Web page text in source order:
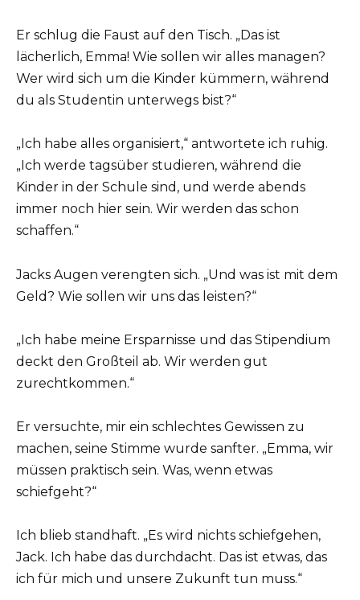
Er schlug die Faust auf den Tisch. „Das ist
lächerlich, Emma! Wie sollen wir alles managen?
Wer wird sich um die Kinder kümmern, während
du als Studentin unterwegs bist?“
„Ich habe alles organisiert,“ antwortete ich ruhig.
„Ich werde tagsüber studieren, während die
Kinder in der Schule sind, und werde abends
immer noch hier sein. Wir werden das schon
schaffen.“
Jacks Augen verengten sich. „Und was ist mit dem
Geld? Wie sollen wir uns das leisten?“
„Ich habe meine Ersparnisse und das Stipendium
deckt den Großteil ab. Wir werden gut
zurechtkommen.“
Er versuchte, mir ein schlechtes Gewissen zu
machen, seine Stimme wurde sanfter. „Emma, wir
müssen praktisch sein. Was, wenn etwas
schiefgeht?“
Ich blieb standhaft. „Es wird nichts schiefgehen,
Jack. Ich habe das durchdacht. Das ist etwas, das
ich für mich und unsere Zukunft tun muss.“